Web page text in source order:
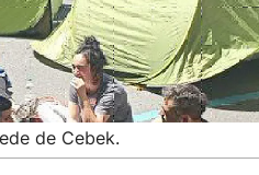
de Cebek.